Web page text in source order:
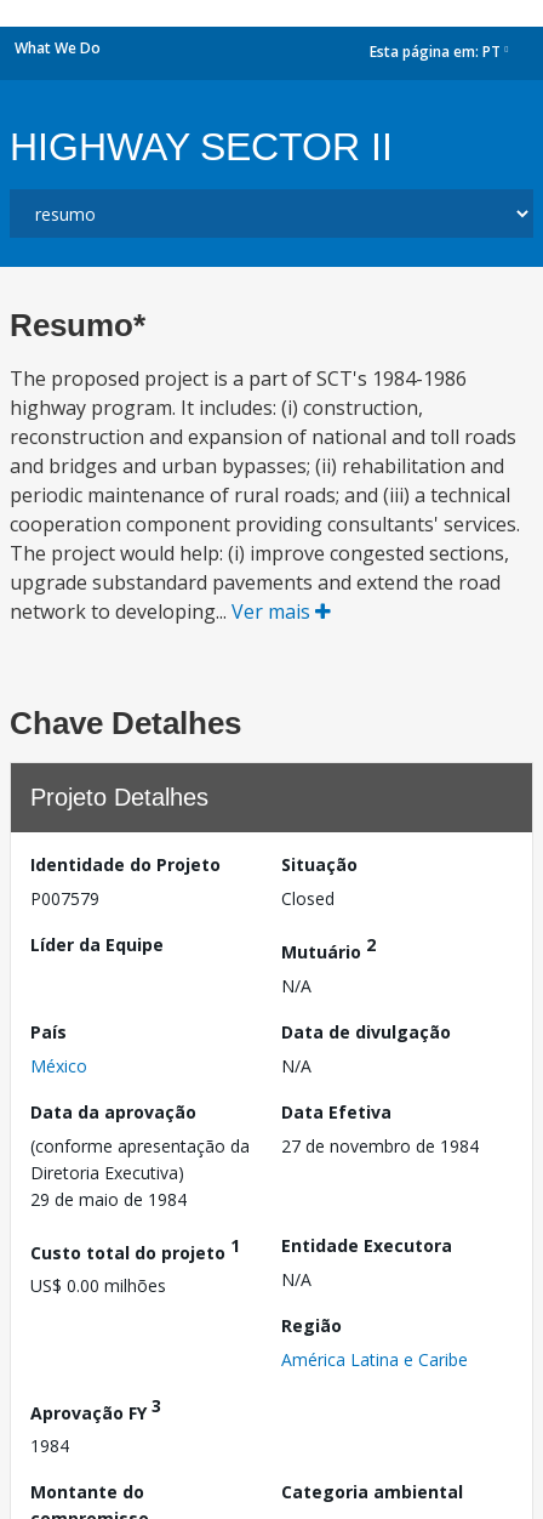
What We Do Esta página em: PT
HIGHWAY SECTOR II
Resumo*
The proposed project is a part of SCT's 1984-1986
highway program. It includes: (i) construction,
reconstruction and expansion of national and toll roads
and bridges and urban bypasses; (ii) rehabilitation and
periodic maintenance of rural roads; and (iii) a technical
cooperation component providing consultants' services.
The project would help: (i) improve congested sections,
upgrade substandard pavements and extend the road
network to developing... Ver mais
Chave Detalhes
Projeto Detalhes
Identidade do Projeto
P007579
Situação
Closed
Líder da Equipe
Mutuário 2
N/A
País
México
Data de divulgação
N/A
Data da aprovação
(conforme apresentação da
Diretoria Executiva)
29 de maio de 1984
Data Efetiva
27 de novembro de 1984
Custo total do projeto 1
US$ 0.00 milhões
Entidade Executora
N/A
Região
América Latina e Caribe
Aprovação FY3
1984
Montante do
Categoria ambiental